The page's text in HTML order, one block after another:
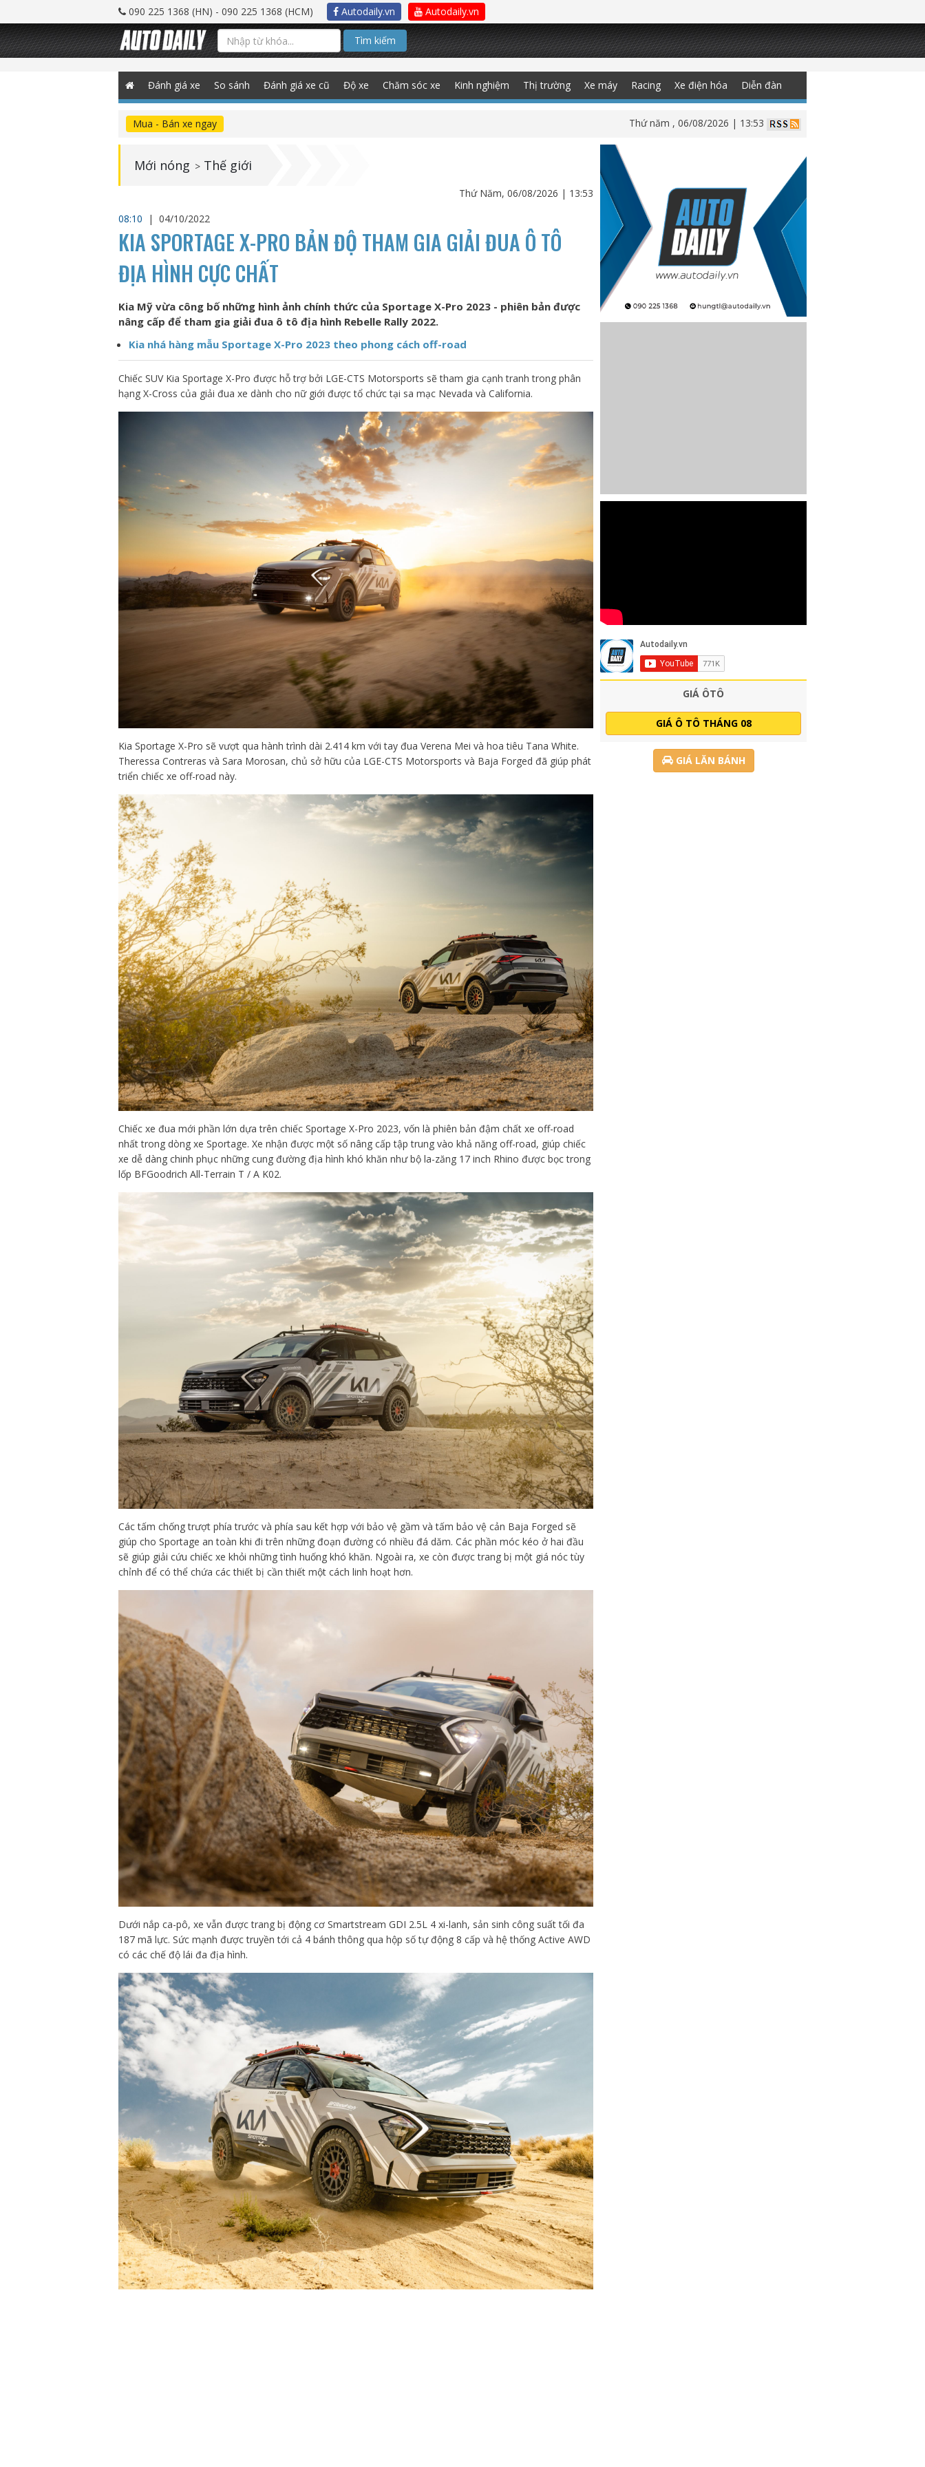
090 225 1368 (HN) - 090 225 1368 (HCM) Autodaily.vn Autodaily.vn
Tìm kiếm
Đánh giá xe So sánh Đánh giá xe cũ Độ xe Chăm sóc xe Kinh nghiệm Thị trường Xe máy Racing Xe điện hóa Diễn đàn
Mua - Bán xe ngay Thứ năm , 06/08/2026 | 13:53
Mới nóng > Thế giới
Thứ Năm, 06/08/2026 | 13:53
08:10
| 04/10/2022
KIA SPORTAGE X-PRO BẢN ĐỘ THAM GIA GIẢI ĐUA Ô TÔ
ĐỊA HÌNH CỰC CHẤT
Kia Mỹ vừa công bố những hình ảnh chính thức của Sportage X-Pro 2023 - phiên bản được
nâng cấp để tham gia giải đua ô tô địa hình Rebelle Rally 2022.
Kia nhá hàng mẫu Sportage X-Pro 2023 theo phong cách off-road
Chiếc SUV Kia Sportage X-Pro được hỗ trợ bởi LGE-CTS Motorsports sẽ tham gia cạnh tranh trong phân
hạng X-Cross của giải đua xe dành cho nữ giới được tổ chức tại sa mạc Nevada và California.
Kia Sportage X-Pro sẽ vượt qua hành trình dài 2.414 km với tay đua Verena Mei và hoa tiêu Tana White.
Theressa Contreras và Sara Morosan, chủ sở hữu của LGE-CTS Motorsports và Baja Forged đã giúp phát
triển chiếc xe off-road này.
Chiếc xe đua mới phần lớn dựa trên chiếc Sportage X-Pro 2023, vốn là phiên bản đậm chất xe off-road
nhất trong dòng xe Sportage. Xe nhận được một số nâng cấp tập trung vào khả năng off-road, giúp chiếc
xe dễ dàng chinh phục những cung đường địa hình khó khăn như bộ la-zăng 17 inch Rhino được bọc trong
lốp BFGoodrich All-Terrain T / A K02.
Các tấm chống trượt phía trước và phía sau kết hợp với bảo vệ gầm và tấm bảo vệ cản Baja Forged sẽ
giúp cho Sportage an toàn khi đi trên những đoạn đường có nhiều đá dăm. Các phần móc kéo ở hai đầu
sẽ giúp giải cứu chiếc xe khỏi những tình huống khó khăn. Ngoài ra, xe còn được trang bị một giá nóc tùy
chỉnh để có thể chứa các thiết bị cần thiết một cách linh hoạt hơn.
Dưới nắp ca-pô, xe vẫn được trang bị động cơ Smartstream GDI 2.5L 4 xi-lanh, sản sinh công suất tối đa
187 mã lực. Sức mạnh được truyền tới cả 4 bánh thông qua hộp số tự động 8 cấp và hệ thống Active AWD
có các chế độ lái đa địa hình.
GIÁ ÔTÔ
GIÁ Ô TÔ THÁNG 08
GIÁ LĂN BÁNH